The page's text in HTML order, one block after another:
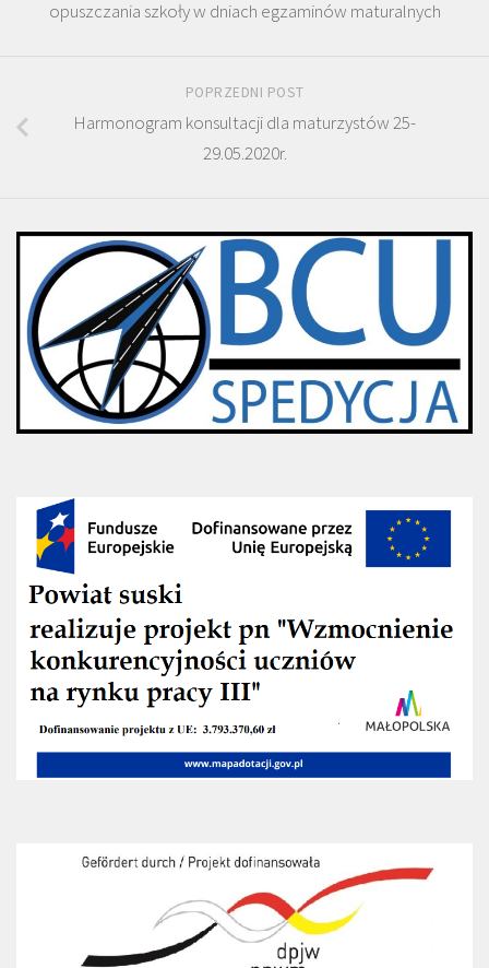
opuszczania szkoły w dniach egzaminów maturalnych
POPRZEDNI POST
Harmonogram konsultacji dla maturzystów 25-
29.05.2020r.